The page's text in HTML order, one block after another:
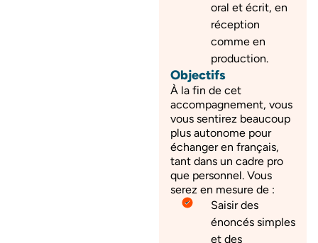
oral et écrit, en
réception
comme en
production.
Objectifs
À la fin de cet
accompagnement, vous
vous sentirez beaucoup
plus autonome pour
échanger en français,
tant dans un cadre pro
que personnel. Vous
serez en mesure de :
Saisir des
énoncés simples
et des